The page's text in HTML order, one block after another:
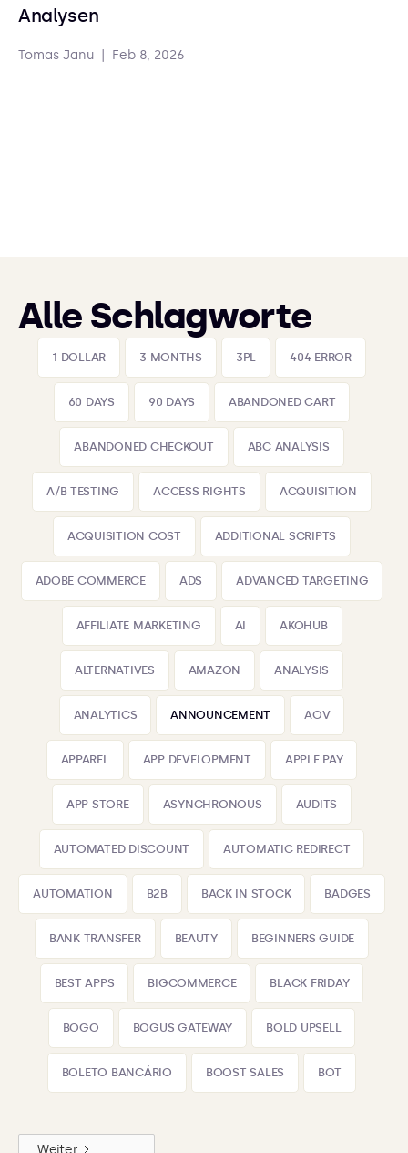
Analysen
Tomas Janu Feb 8, 2026
Alle Schlagworte
1 DOLLAR 3 MONTHS 3PL 404 ERROR
60 DAYS 90 DAYS ABANDONED CART
ABANDONED CHECKOUT ABC ANALYSIS
A/B TESTING ACCESS RIGHTS ACQUISITION
ACQUISITION COST ADDITIONAL SCRIPTS
ADOBE COMMERCE ADS ADVANCED TARGETING
AFFILIATE MARKETING AI AKOHUB
ALTERNATIVES AMAZON ANALYSIS
ANALYTICS ANNOUNCEMENT AOV
APPAREL APP DEVELOPMENT APPLE PAY
APP STORE ASYNCHRONOUS AUDITS
AUTOMATED DISCOUNT AUTOMATIC REDIRECT
AUTOMATION B2B BACK IN STOCK BADGES
BANK TRANSFER BEAUTY BEGINNERS GUIDE
BEST APPS BIGCOMMERCE BLACK FRIDAY
BOGO BOGUS GATEWAY BOLD UPSELL
BOLETO BANCÁRIO BOOST SALES BOT
Weiter